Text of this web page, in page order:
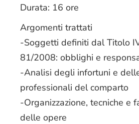
Durata: 16 ore
Argomenti trattati
-Soggetti definiti dal Titolo
81/2008: obblighi e
-Analisi degli infortuni e
professionali del comparto
-Organizzazione, tecniche e
delle opere